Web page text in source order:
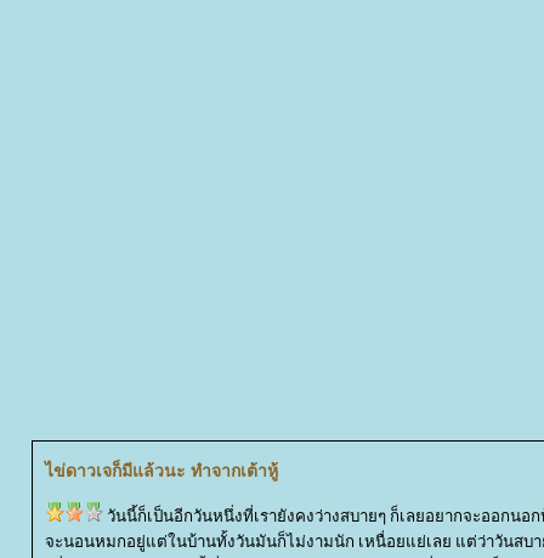
ไข่ดาวเจก็มีแล้วนะ ทำจากเต้าหู้
วันนี้ก็เป็นอีกวันหนึ่งที่เรายังคงว่างสบายๆ ก็เลยอยากจะออกน
จะนอนหมกอยู่แต่ในบ้านทั้งวันมันก็ไม่งามนัก เหนื่อยแย่เลย แต่ว่าวันสบ